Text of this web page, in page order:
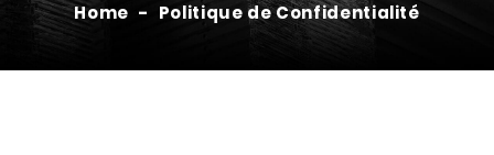
Home - Politique de Confidentialité